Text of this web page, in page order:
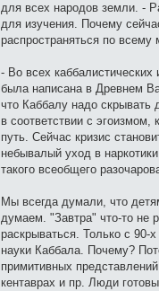
для всех народов земли. -
для изучения. Почему
распространяться по всему
- Во всех
была написана в Древнем
что Каббалу надо скрывать
в соответствии с эгоизмом,
путь. Сейчас кризис
небывалый уход в
такого всеобщего
Мы всегда думали, что
думаем. "Завтра" что-то не
раскрываться. Только с 90-
науки Каббала. Почему?
примитивных
кентаврах и пр. Люди